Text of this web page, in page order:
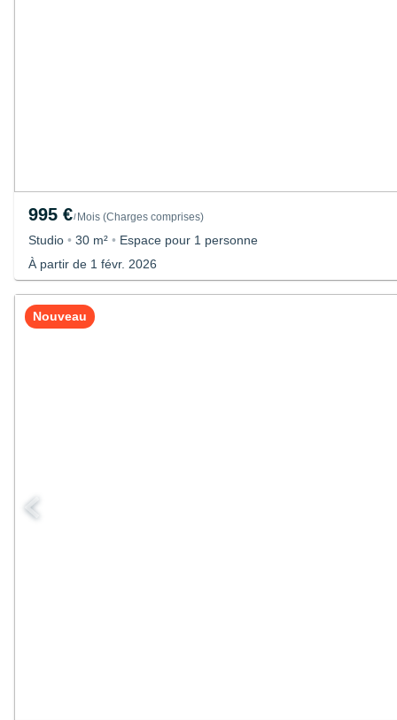
995 €/ Mois (Charges comprises)
Studio • 30 m² • Espace pour 1 personne
À partir de 1 févr. 2026
Nouveau